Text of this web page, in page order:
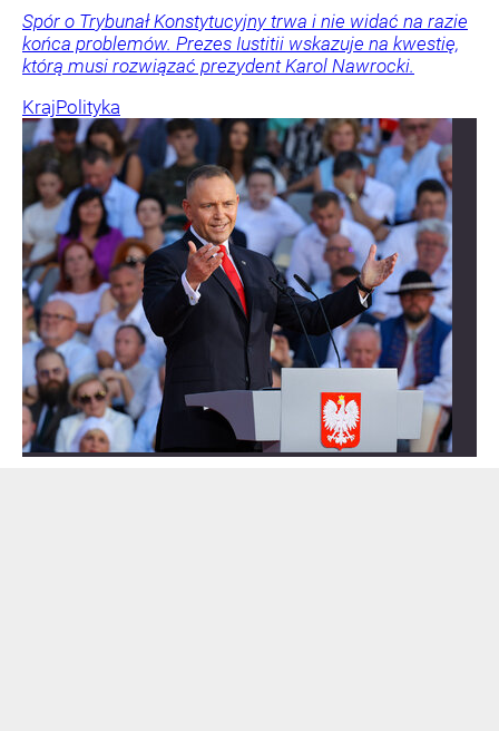
Spór o Trybunał Konstytucyjny trwa i nie widać na razie
końca problemów. Prezes Iustitii wskazuje na kwestię,
którą musi rozwiązać prezydent Karol Nawrocki.
KrajPolityka